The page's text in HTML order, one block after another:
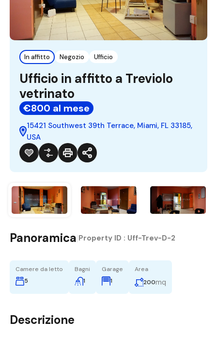
In affitto Negozio Ufficio
Ufficio in affitto a Treviolo
vetrinato
€800 al mese
15421 Southwest 39th Terrace, Miami, FL 33185,
USA
Panoramica Property ID : Uff-Trev-D-2
Camere da letto
5
Bagni
1
Garage
1
Area
200mq
Descrizione